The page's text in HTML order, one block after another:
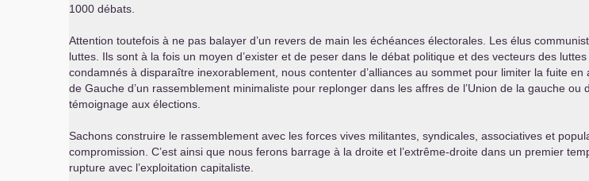
1000 débats.
Attention toutefois à ne pas balayer d’un revers de main les échéances électorales. Les élus
luttes. Ils sont à la fois un moyen d’exister et de peser dans le débat politique et des vecteurs des
condamnés à disparaître inexorablement, nous contenter d’alliances au sommet pour limiter la fuite
de Gauche d’un rassemblement minimaliste pour replonger dans les affres de l’Union de la gauche
témoignage aux élections.
Sachons construire le rassemblement avec les forces vives militantes, syndicales, associatives et
compromission. C’est ainsi que nous ferons barrage à la droite et l’extrême-droite dans un premier
rupture avec l’exploitation capitaliste.